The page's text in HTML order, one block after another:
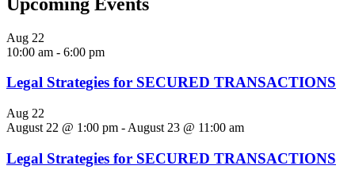
Aug 22
10:00 am - 6:00 pm
Legal Strategies for SECURED TRANSACTIONS
Aug 22
August 22 @ 1:00 pm - August 23 @ 11:00 am
Legal Strategies for SECURED TRANSACTIONS